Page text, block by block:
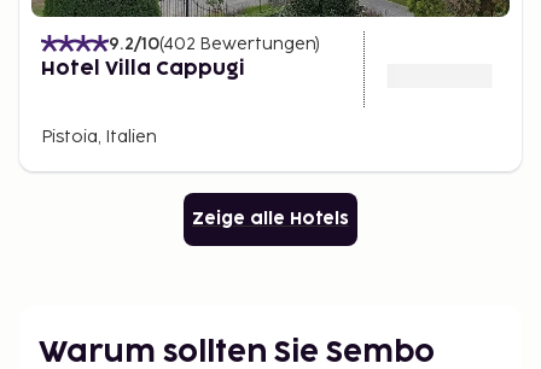
9.2/10(402 Bewertungen)
Hotel Villa Cappugi
Pistoia, Italien
Zeige alle Hotels
Warum sollten Sie Sembo